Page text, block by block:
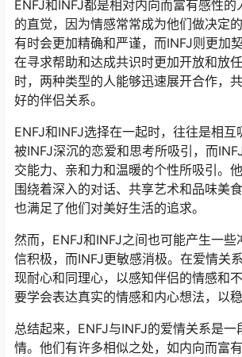
ENFJ和INFJ都是相对内向而富有感性
的直觉，因为情感常常成为他们做决定
有时会更加精确和严谨，而INFJ则更加
在寻求帮助和达成共识时更加开放和放
时，两种类型的人能够迅速展开合作，
好的伴侣关系。
ENFJ和INFJ选择在一起时，往往是相互
被INFJ深沉的恋爱和思考所吸引，而
交能力、亲和力和温暖的个性所吸引。
围绕着深入的对话、共享艺术和品味美
也满足了他们对美好生活的追求。
然而，ENFJ和INFJ之间也可能产生一些
信积极，而INFJ更敏感消极。在爱情关
现耐心和同理心，以感知伴侣的情感和
要学会表达真实的情感和内心想法，以稳
总结起来，ENFJ与INFJ的爱情关系是一
情。他们有许多相似之处，如内向而富